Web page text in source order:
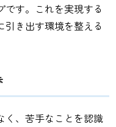
す。これを実現する
き出す環境を整える
く、苦手なことを認識